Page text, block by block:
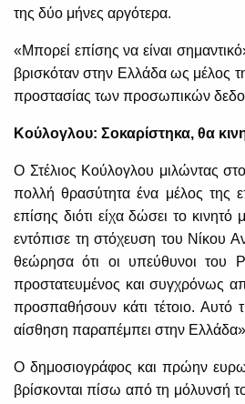
της δύο μήνες αργότερα.
«Μπορεί επίσης να είναι
βρισκόταν στην Ελλάδα ως μέλος
προστασίας των προσωπικών
Κούλογλου: Σοκαρίστηκα, θα
Ο Στέλιος Κούλογλου μιλώντας
πολλή θρασύτητα ένα μέλος της
επίσης διότι είχα δώσει το
εντόπισε τη στόχευση του Νίκου
θεώρησα ότι οι υπεύθυνοι του
προστατευμένος και συγχρόνως
προσπαθήσουν κάτι τέτοιο. Αυτό
αίσθηση παραπέμπει στην
Ο δημοσιογράφος και πρώην
βρίσκονται πίσω από τη μόλυνσή